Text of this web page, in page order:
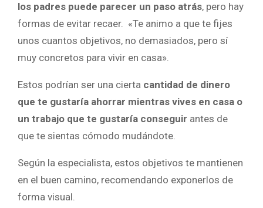
los padres puede parecer un paso atrás, pero hay
formas de evitar recaer. «Te animo a que te fijes
unos cuantos objetivos, no demasiados, pero sí
muy concretos para vivir en casa».
Estos podrían ser una cierta cantidad de dinero
que te gustaría ahorrar mientras vives en casa o
un trabajo que te gustaría conseguir antes de
que te sientas cómodo mudándote.
Según la especialista, estos objetivos te mantienen
en el buen camino, recomendando exponerlos de
forma visual.